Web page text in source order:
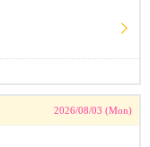
2026/08/03 (Mon)